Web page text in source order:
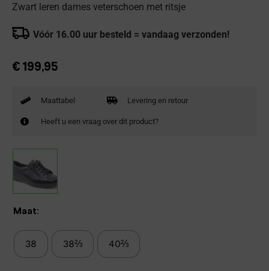
Zwart leren dames veterschoen met ritsje
Vóór 16.00 uur besteld = vandaag verzonden!
€ 199,95
Maattabel Levering en retour
Heeft u een vraag over dit product?
Maat:
38 38⅔ 40⅔